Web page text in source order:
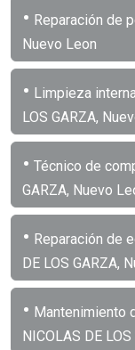
• Reparación de
Nuevo Leon
• Limpieza
LOS GARZA,
• Técnico de
GARZA, Nuevo
• Reparación de
DE LOS GARZA,
• Mantenimiento
NICOLAS DE